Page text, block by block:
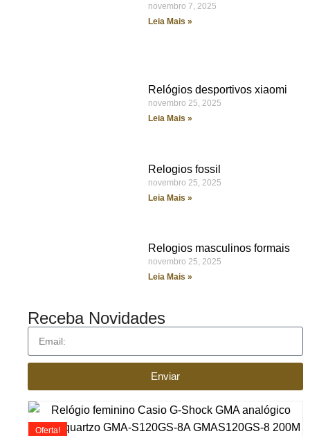
novembro 7, 2025
Leia Mais »
Relógios desportivos xiaomi
novembro 25, 2025
Leia Mais »
Relogios fossil
novembro 25, 2025
Leia Mais »
Relogios masculinos formais
novembro 25, 2025
Leia Mais »
Receba Novidades
Enviar
Oferta!